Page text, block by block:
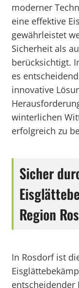
moderner
eine effektive
gewährleistet
Sicherheit als
berücksichtigt.
es
innovative
winterlichen
erfolgreich zu
Sicher
Region
In Rosdorf ist
entscheidender